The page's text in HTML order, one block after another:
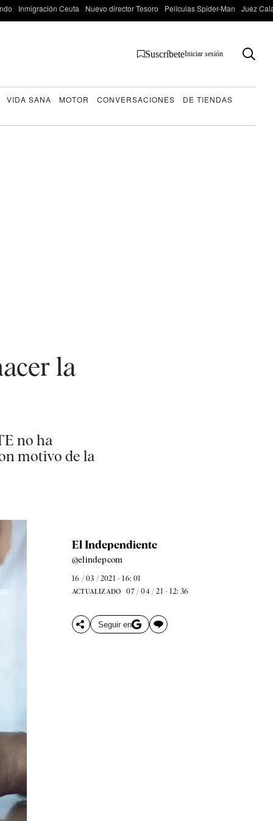
Inmigración Ceuta Nuevo director Tesoro Películas Spider-Man Juez
SuscríbeteIniciar sesión
VIDA SANA MOTOR CONVERSACIONES DE TIENDAS
la
no ha
motivo de la
El Independiente
@elindepcom
16 / 03 / 2021 - 16: 01
ACTUALIZADO 07 / 04 / 21 - 12: 36
Seguir en